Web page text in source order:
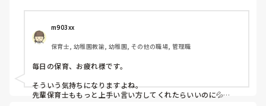
m903xx
保育士, 幼稚園教諭, 幼稚園, その他の職場, 管理職
毎日の保育、お疲れ様です。
そういう気持ちになりますよね。
先輩保育士ももっと上手い言い方してくれたらいいのに💦